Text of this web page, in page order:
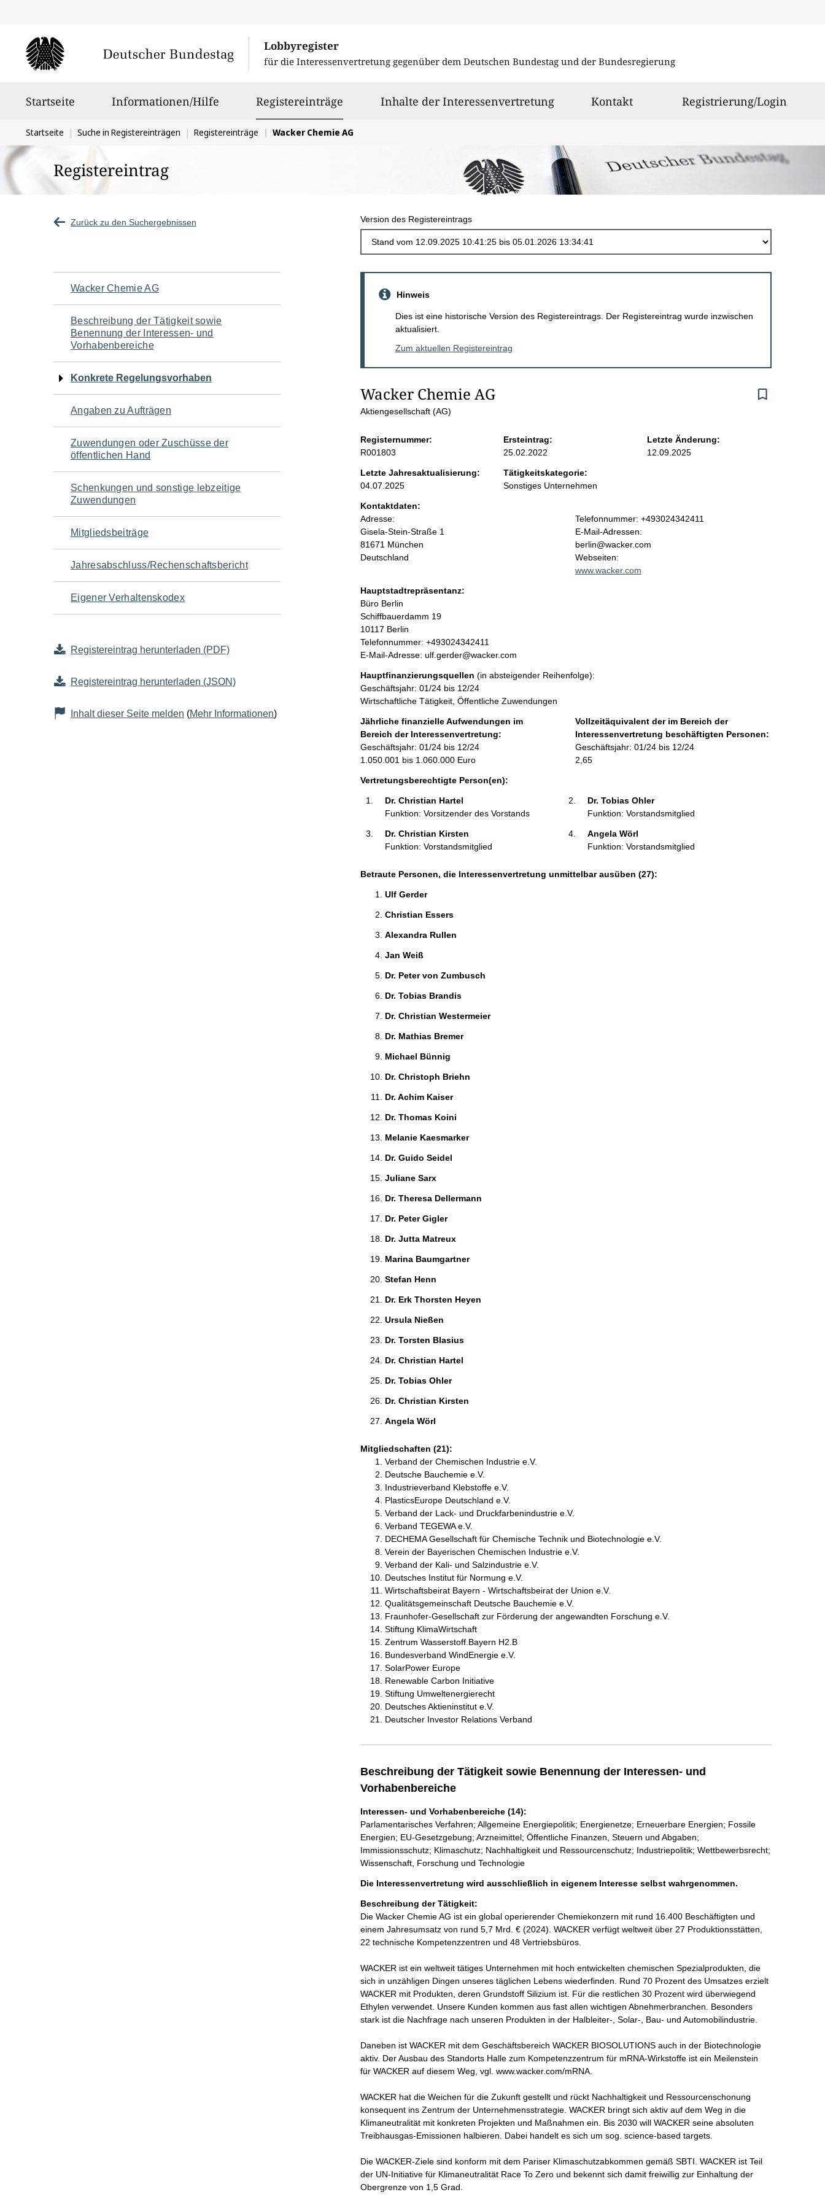
Lobbyregister
für die Interessenvertretung gegenüber dem Deutschen Bundestag und der Bundesregierung
Startseite Informationen/Hilfe Registereinträge ausgewähltInhalte der Interessenvertretung Kontakt Registrierung/Login
Sie
befinden
sich
hier:
Startseite Suche in Registereinträgen Registereinträge Wacker Chemie AG
Registereintrag
Zurück zu den Suchergebnissen Version des Registereintrags
Navigation
für
den
Seiteninhalt
Wacker Chemie AG
Beschreibung der Tätigkeit sowie
Benennung der Interessen- und
Vorhabenbereiche
Konkrete Regelungsvorhaben
Angaben zu Aufträgen
Zuwendungen oder Zuschüsse der
öffentlichen Hand
Schenkungen und sonstige lebzeitige
Zuwendungen
Mitgliedsbeiträge
Jahresabschluss/Rechenschaftsbericht
Eigener Verhaltenskodex
Registereintrag herunterladen (PDF)
Registereintrag herunterladen (JSON)
Inhalt dieser Seite melden (Mehr Informationen)
e
n
i
n
h
a
l
t
Hinweis
Dies ist eine historische Version des Registereintrags. Der Registereintrag wurde inzwischen
aktualisiert.
Zum aktuellen Registereintrag
Wacker Chemie AG
Aktiengesellschaft (AG)
Registernummer:
R001803
Ersteintrag:
25.02.2022
Letzte Änderung:
12.09.2025
Letzte Jahresaktualisierung:
04.07.2025
Tätigkeitskategorie:
Sonstiges Unternehmen
Kontaktdaten:
Adresse:
Gisela-Stein-Straße 1
81671 München
Deutschland
K
o
n
t
a
m
o
n
e
n
Telefonnummer: +493024342411
E-Mail-Adressen:
berlin@wacker.com
Webseiten:
www.wacker.com
Hauptstadtrepräsentanz:
A
d
r
e
s
e
Büro Berlin
Schiffbauerdamm 19
10117 Berlin
K
o
t
a
k
t
i
n
f
r
m
e
Telefonnummer: +493024342411
E-Mail-Adresse: ulf.gerder@wacker.com
Hauptfinanzierungsquellen (in absteigender Reihenfolge):
Geschäftsjahr: 01/24 bis 12/24
Wirtschaftliche Tätigkeit, Öffentliche Zuwendungen
Jährliche finanzielle Aufwendungen im
Bereich der Interessenvertretung:
Geschäftsjahr: 01/24 bis 12/24
1.050.001 bis 1.060.000 Euro
Vollzeitäquivalent der im Bereich der
Interessenvertretung beschäftigten Personen:
Geschäftsjahr: 01/24 bis 12/24
2,65
Vertretungsberechtigte Person(en):
Dr. Christian Hartel
Funktion: Vorsitzender des Vorstands
Dr. Tobias Ohler
Funktion: Vorstandsmitglied
Dr. Christian Kirsten
Funktion: Vorstandsmitglied
Angela Wörl
Funktion: Vorstandsmitglied
Betraute Personen, die Interessenvertretung unmittelbar ausüben (27):
Ulf Gerder
Christian Essers
Alexandra Rullen
Jan Weiß
Dr. Peter von Zumbusch
Dr. Tobias Brandis
Dr. Christian Westermeier
Dr. Mathias Bremer
Michael Bünnig
Dr. Christoph Briehn
Dr. Achim Kaiser
Dr. Thomas Koini
Melanie Kaesmarker
Dr. Guido Seidel
Juliane Sarx
Dr. Theresa Dellermann
Dr. Peter Gigler
Dr. Jutta Matreux
Marina Baumgartner
Stefan Henn
Dr. Erk Thorsten Heyen
Ursula Nießen
Dr. Torsten Blasius
Dr. Christian Hartel
Dr. Tobias Ohler
Dr. Christian Kirsten
Angela Wörl
Mitgliedschaften (21):
Verband der Chemischen Industrie e.V.
Deutsche Bauchemie e.V.
Industrieverband Klebstoffe e.V.
PlasticsEurope Deutschland e.V.
Verband der Lack- und Druckfarbenindustrie e.V.
Verband TEGEWA e.V.
DECHEMA Gesellschaft für Chemische Technik und Biotechnologie e.V.
Verein der Bayerischen Chemischen Industrie e.V.
Verband der Kali- und Salzindustrie e.V.
Deutsches Institut für Normung e.V.
Wirtschaftsbeirat Bayern - Wirtschaftsbeirat der Union e.V.
Qualitätsgemeinschaft Deutsche Bauchemie e.V.
Fraunhofer-Gesellschaft zur Förderung der angewandten Forschung e.V.
Stiftung KlimaWirtschaft
Zentrum Wasserstoff.Bayern H2.B
Bundesverband WindEnergie e.V.
SolarPower Europe
Renewable Carbon Initiative
Stiftung Umweltenergierecht
Deutsches Aktieninstitut e.V.
Deutscher Investor Relations Verband
Beschreibung der Tätigkeit sowie Benennung der Interessen- und
Vorhabenbereiche
Interessen- und Vorhabenbereiche (14):
Parlamentarisches Verfahren; Allgemeine Energiepolitik; Energienetze; Erneuerbare Energien; Fossile
Energien; EU-Gesetzgebung; Arzneimittel; Öffentliche Finanzen, Steuern und Abgaben;
Immissionsschutz; Klimaschutz; Nachhaltigkeit und Ressourcenschutz; Industriepolitik; Wettbewerbsrecht;
Wissenschaft, Forschung und Technologie
Die Interessenvertretung wird ausschließlich in eigenem Interesse selbst wahrgenommen.
Beschreibung der Tätigkeit:
Die Wacker Chemie AG ist ein global operierender Chemiekonzern mit rund 16.400 Beschäftigten und
einem Jahresumsatz von rund 5,7 Mrd. € (2024). WACKER verfügt weltweit über 27 Produktionsstätten,
22 technische Kompetenzzentren und 48 Vertriebsbüros.
WACKER ist ein weltweit tätiges Unternehmen mit hoch entwickelten chemischen Spezialprodukten, die
sich in unzähligen Dingen unseres täglichen Lebens wiederfinden. Rund 70 Prozent des Umsatzes erzielt
WACKER mit Produkten, deren Grundstoff Silizium ist. Für die restlichen 30 Prozent wird überwiegend
Ethylen verwendet. Unsere Kunden kommen aus fast allen wichtigen Abnehmerbranchen. Besonders
stark ist die Nachfrage nach unseren Produkten in der Halbleiter-, Solar-, Bau- und Automobilindustrie.
Daneben ist WACKER mit dem Geschäftsbereich WACKER BIOSOLUTIONS auch in der Biotechnologie
aktiv. Der Ausbau des Standorts Halle zum Kompetenzzentrum für mRNA-Wirkstoffe ist ein Meilenstein
für WACKER auf diesem Weg, vgl. www.wacker.com/mRNA.
WACKER hat die Weichen für die Zukunft gestellt und rückt Nachhaltigkeit und Ressourcenschonung
konsequent ins Zentrum der Unternehmensstrategie. WACKER bringt sich aktiv auf dem Weg in die
Klimaneutralität mit konkreten Projekten und Maßnahmen ein. Bis 2030 will WACKER seine absoluten
Treibhausgas-Emissionen halbieren. Dabei handelt es sich um sog. science-based targets.
Die WACKER-Ziele sind konform mit dem Pariser Klimaschutzabkommen gemäß SBTI. WACKER ist Teil
der UN-Initiative für Klimaneutralität Race To Zero und bekennt sich damit freiwillig zur Einhaltung der
Obergrenze von 1,5 Grad.